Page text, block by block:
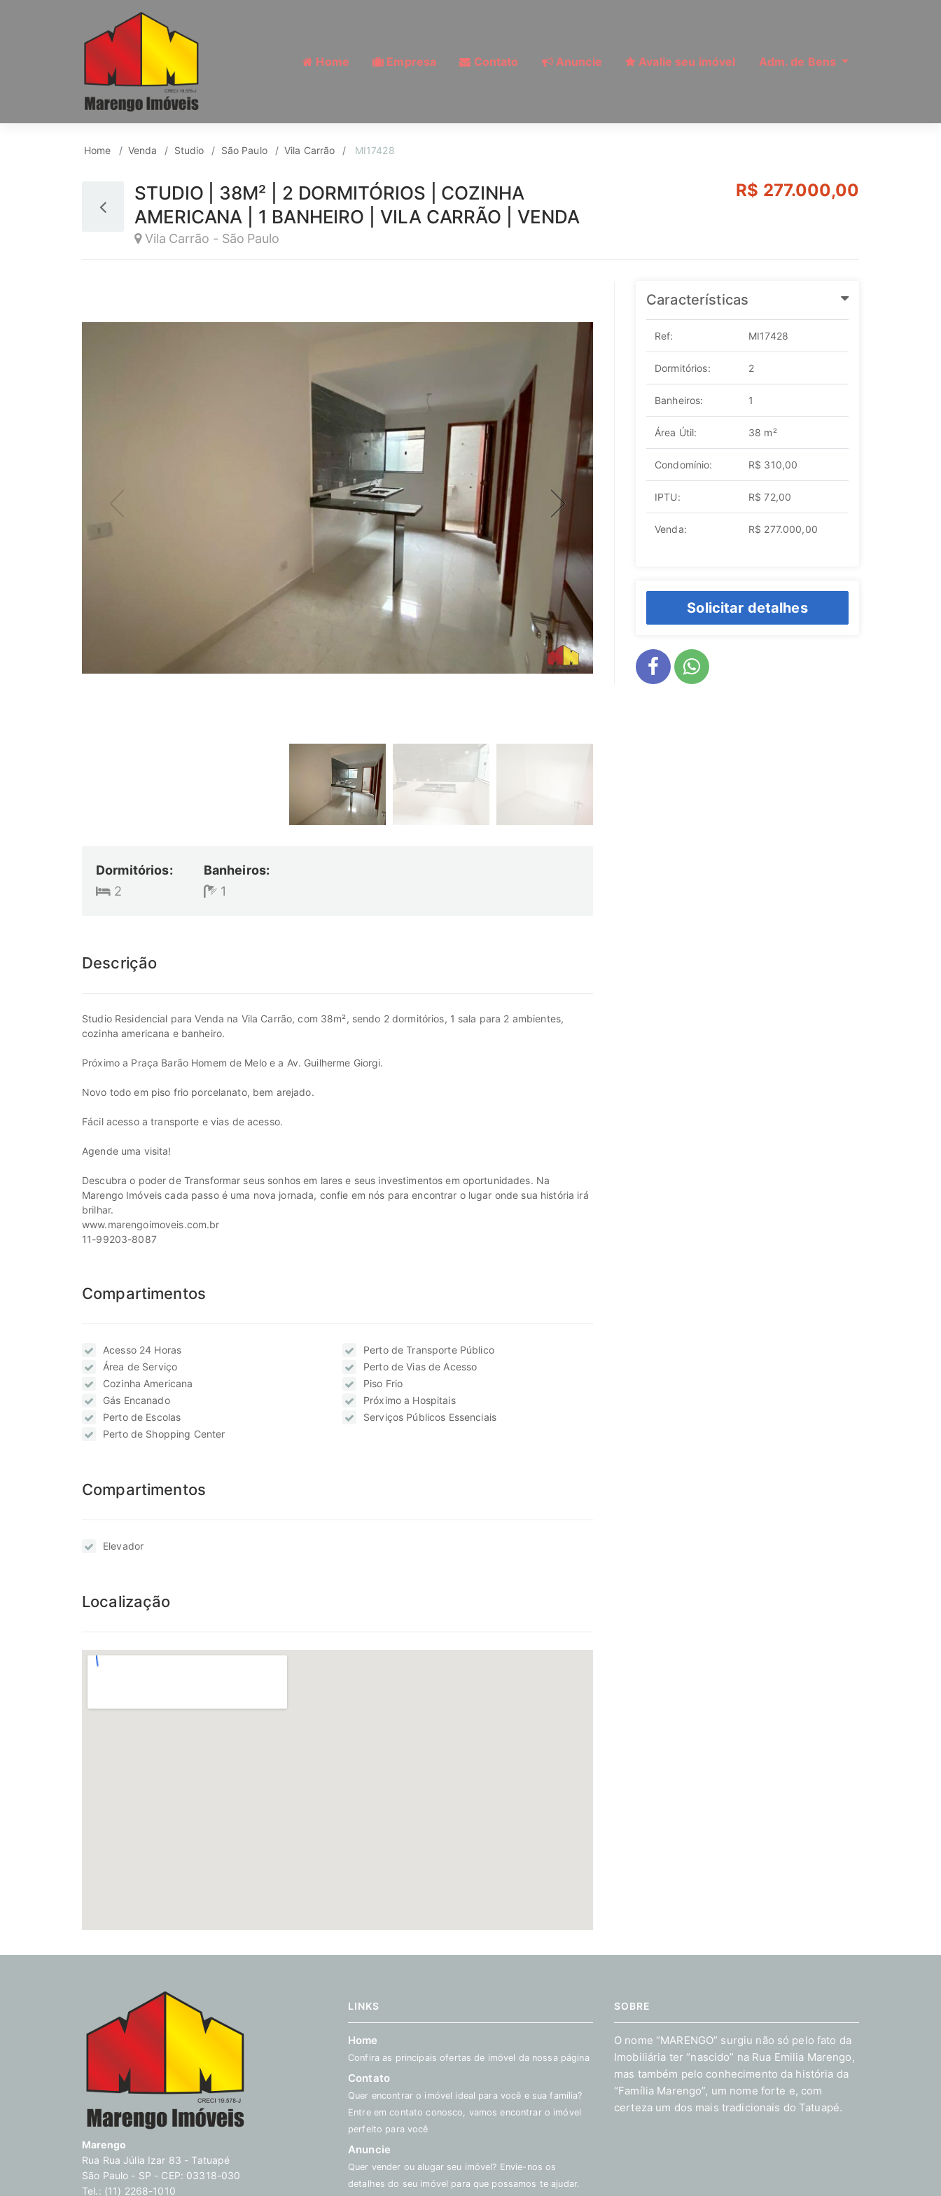
Home Empresa Contato Anuncie Avalie seu imóvel Adm. de Bens
Studio para Venda, Vila Carrão, São Paulo | Ref: MI17428
Home Venda Studio São Paulo Vila Carrão MI17428
STUDIO | 38M² | 2 DORMITÓRIOS | COZINHA
AMERICANA | 1 BANHEIRO | VILA CARRÃO | VENDA
Vila Carrão - São Paulo
R$ 277.000,00
Dormitórios:
2
Banheiros:
1
Descrição
Studio Residencial para Venda na Vila Carrão, com 38m², sendo 2 dormitórios, 1 sala para 2 ambientes,
cozinha americana e banheiro.
Próximo a Praça Barão Homem de Melo e a Av. Guilherme Giorgi.
Novo todo em piso frio porcelanato, bem arejado.
Fácil acesso a transporte e vias de acesso.
Agende uma visita!
Descubra o poder de Transformar seus sonhos em lares e seus investimentos em oportunidades. Na
Marengo Imóveis cada passo é uma nova jornada, confie em nós para encontrar o lugar onde sua história irá
brilhar.
www.marengoimoveis.com.br
11-99203-8087
Compartimentos
Acesso 24 Horas
Área de Serviço
Cozinha Americana
Gás Encanado
Perto de Escolas
Perto de Shopping Center
Perto de Transporte Público
Perto de Vias de Acesso
Piso Frio
Próximo a Hospitais
Serviços Públicos Essenciais
Compartimentos
Elevador
Localização
Características
Ref: MI17428
Dormitórios: 2
Banheiros: 1
Área Útil: 38 m²
Condomínio: R$ 310,00
IPTU: R$ 72,00
Venda: R$ 277.000,00
Solicitar detalhes
Marengo
Rua Rua Júlia Izar 83 - Tatuapé
São Paulo - SP - CEP: 03318-030
Tel.: (11) 2268-1010
LINKS
Home
Confira as principais ofertas de imóvel da nossa página
Contato
Quer encontrar o imóvel ideal para você e sua família?
Entre em contato conosco, vamos encontrar o imóvel
perfeito para você
Anuncie
Quer vender ou alugar seu imóvel? Envie-nos os
detalhes do seu imóvel para que possamos te ajudar.
SOBRE
O nome “MARENGO” surgiu não só pelo fato da
Imobiliária ter “nascido” na Rua Emilia Marengo,
mas também pelo conhecimento da história da
“Família Marengo”, um nome forte e, com
certeza um dos mais tradicionais do Tatuapé.